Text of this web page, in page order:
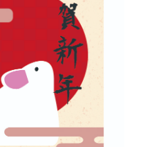
お問い合わせ
学校情報公開
個人情報保護